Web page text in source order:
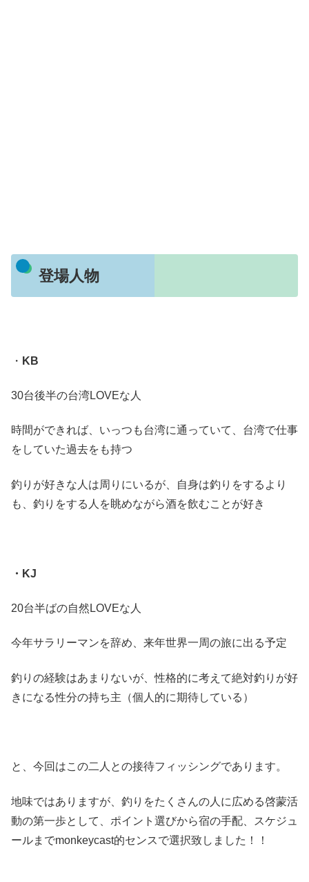
登場人物
・ KB
30台後半の台湾LOVEな人
時間ができれば、いっつも台湾に通っていて、台湾で仕事
をしていた過去をも持つ
釣りが好きな人は周りにいるが、自身は釣りをするより
も、釣りをする人を眺めながら酒を飲むことが好き
・KJ
20台半ばの自然LOVEな人
今年サラリーマンを辞め、来年世界一周の旅に出る予定
釣りの経験はあまりないが、性格的に考えて絶対釣りが好
きになる性分の持ち主（個人的に期待している）
と、今回はこの二人との接待フィッシングであります。
地味ではありますが、釣りをたくさんの人に広める啓蒙活
動の第一歩として、ポイント選びから宿の手配、スケジュ
ールまでmonkeycast的センスで選択致しました！！